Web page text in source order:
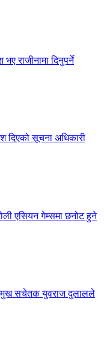
राजीनामा दिनुपर्ने
दिएको सूचना अधिकारी
एसियन गेम्समा छनोट हुने
प्रमुख सचेतक युवराज दुलालले